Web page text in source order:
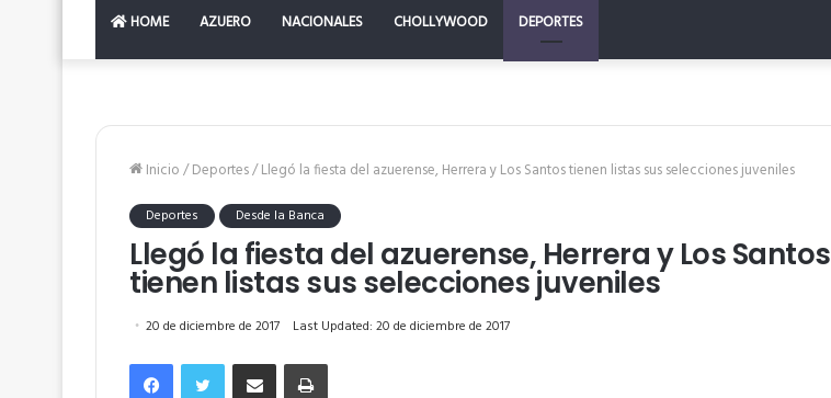
HOME AZUERO NACIONALES CHOLLYWOOD DEPORTES
Inicio/Deportes/Llegó la fiesta del azuerense, Herrera y Los Santos tienen listas sus selecciones juveniles
Deportes Desde la Banca
Llegó la fiesta del azuerense, Herrera y Los Santos
tienen listas sus selecciones juveniles
20 de diciembre de 2017 Last Updated: 20 de diciembre de 2017
FacebookTwitter Compartir por correo electrónicoImprimir